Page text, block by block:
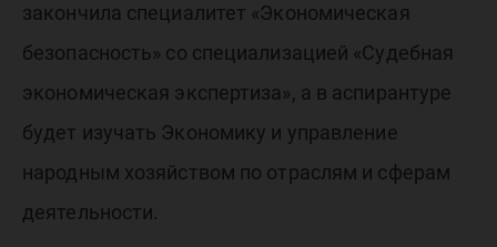
закончила специалитет «Экономическая
безопасность» со специализацией «Судебная
экономическая экспертиза», а в аспирантуре
будет изучать Экономику и управление
народным хозяйством по отраслям и сферам
деятельности.